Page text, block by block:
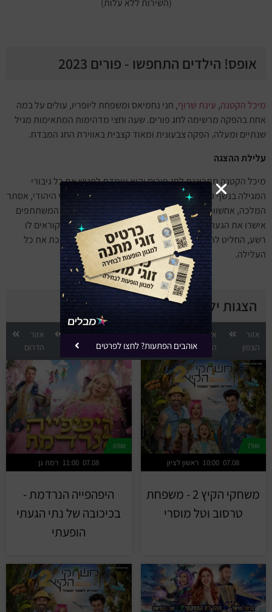
(השירות ללא עלות)
אופס! הילדים התחפשו - פורים 2023
מיכל הקטנה, עינת שרוף, חני נחמיאס ומשפחת ליופריו, עולים על במה
אחת בהפקה מרשימה לחג פורים. שעה וחצי מדהימות המתאימות מגיל
שנתיים ומעלה. הפקה צבעונית ומאוד קצבית באווירת החג המבדח.
עלילת ההצגה
מיכל הקטנה מתכוננת לחג פורים והיא עומדת לפגוש את כל גיבורי
המגילה בנשף מיוחד שהיא מארגנת. כולם מוזמנים, מרדכי היהודי, אסתר
המלכה, אחשוורוש, וושתי וויזתא. מיכל הקטנה יודעת שכל המשתתפים
אישרו את הגעתם, אך המן הרשע שממש לא שמח על כך שקוראים לו
רשע, החליט להשבית את השמחה. הוא זומם מזימה שמסבכת את כל
העלילה.
הצגות ילדים לפי אזור
אזור
הצפון
אזור
השרון
המרכז
השפלה
ירושלים
אזור
הדרום
79₪
ראשון לציון 10:00 07.08
משחקי הקיץ 2 - משפחת
טרסוב וטל מוסרי
69₪
רמת גן 11:00 07.08
היפהפייה הנרדמת -
בכיכובה של נתי הגעתי
הופעתי
אוהבים הפתעות? לחצו לפרטים